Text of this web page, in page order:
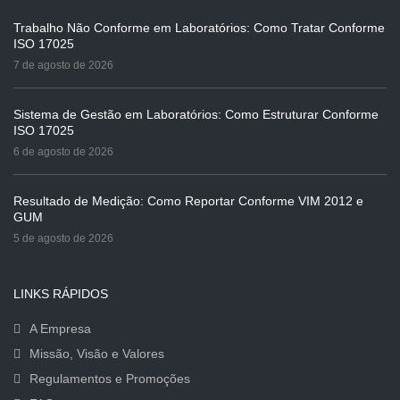
Trabalho Não Conforme em Laboratórios: Como Tratar Conforme
ISO 17025
7 de agosto de 2026
Sistema de Gestão em Laboratórios: Como Estruturar Conforme
ISO 17025
6 de agosto de 2026
Resultado de Medição: Como Reportar Conforme VIM 2012 e
GUM
5 de agosto de 2026
LINKS RÁPIDOS
A Empresa
Missão, Visão e Valores
Regulamentos e Promoções